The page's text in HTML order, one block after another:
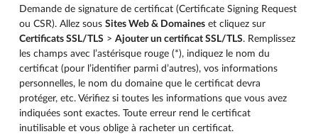
Demande de signature de certificat (Certificate Signing Request
ou CSR). Allez sous Sites Web & Domaines et cliquez sur
Certificats SSL/TLS > Ajouter un certificat SSL/TLS. Remplissez
les champs avec l’astérisque rouge (*), indiquez le nom du
certificat (pour l’identifier parmi d’autres), vos informations
personnelles, le nom du domaine que le certificat devra
protéger, etc. Vérifiez si toutes les informations que vous avez
indiquées sont exactes. Toute erreur rend le certificat
inutilisable et vous oblige à racheter un certificat.